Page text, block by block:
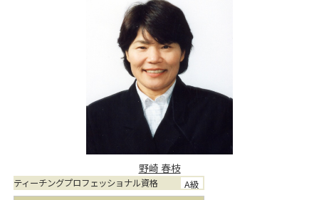
野崎 春枝
ティーチングプロフェッショナル資格 A級